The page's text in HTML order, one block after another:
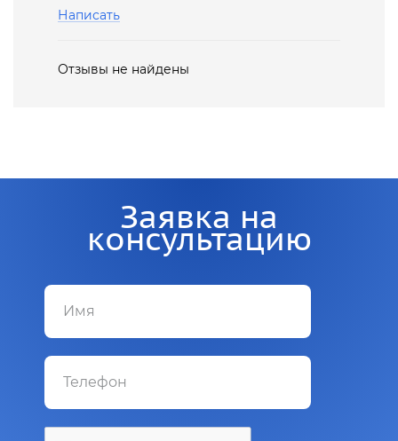
Написать
Отзывы не найдены
Заявка на
консультацию